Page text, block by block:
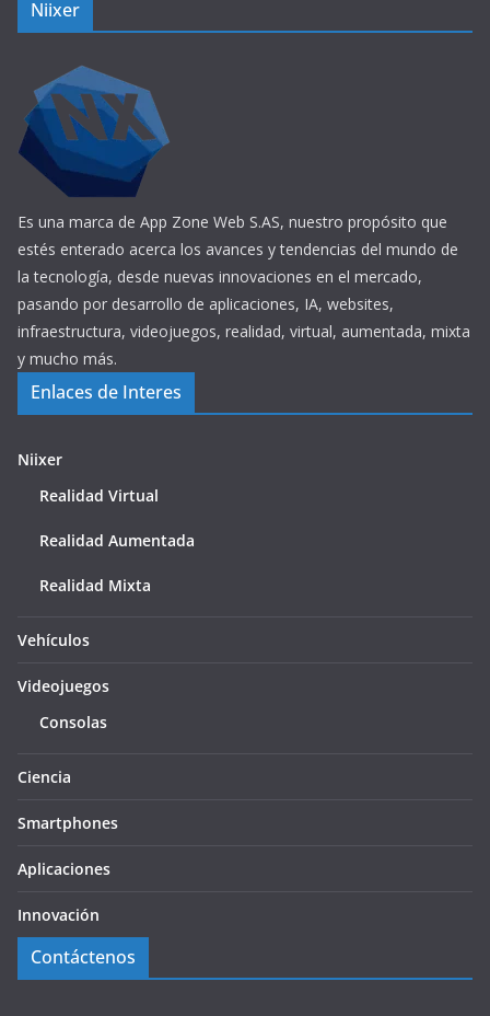
Niixer
Es una marca de App Zone Web S.AS, nuestro propósito que
estés enterado acerca los avances y tendencias del mundo de
la tecnología, desde nuevas innovaciones en el mercado,
pasando por desarrollo de aplicaciones, IA, websites,
infraestructura, videojuegos, realidad, virtual, aumentada, mixta
y mucho más.
Enlaces de Interes
Niixer
Realidad Virtual
Realidad Aumentada
Realidad Mixta
Vehículos
Videojuegos
Consolas
Ciencia
Smartphones
Aplicaciones
Innovación
Contáctenos